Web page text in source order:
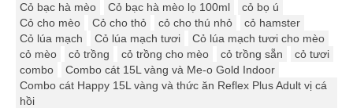
Cỏ bạc hà mèo
Cỏ bạc hà mèo lọ 100ml
cỏ bọ ú
Cỏ cho mèo
Cỏ cho thỏ cỏ cho thú nhỏ
cỏ hamster
Cỏ lúa mạch
Cỏ lúa mạch tươi
Cỏ lúa mạch tươi cho mèo
cỏ mèo
cỏ trồng cỏ trồng cho mèo cỏ trồng sẵn
cỏ tươi
combo
Combo cát 15L vàng và Me-o Gold Indoor
Combo cát Happy 15L vàng và thức ăn Reflex Plus Adult vị cá
hồi